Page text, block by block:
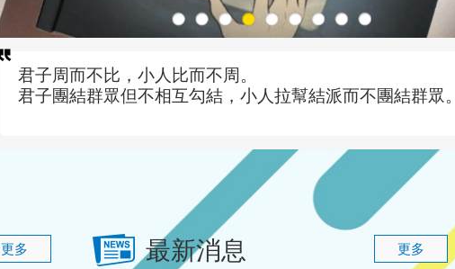
君子周而不比，小人比而不周。
君子團結群眾但不相互勾結，小人拉幫結派而不團結群眾。
更多 更多
最新消息